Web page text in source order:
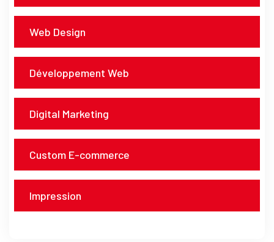
Web Design
Développement Web
Digital Marketing
Custom E-commerce
Impression